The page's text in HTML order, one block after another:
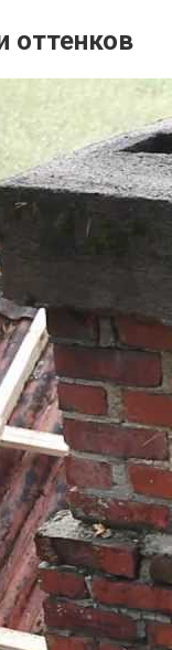
оттенков